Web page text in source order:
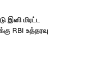
மிரட்ட
RBI உத்தரவு